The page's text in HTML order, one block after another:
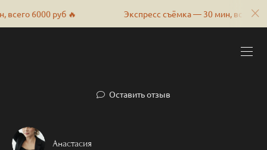
6000 руб 🔥 Экспресс съёмка — 30 мин, всего 6000
Оставить отзыв
Анастасия